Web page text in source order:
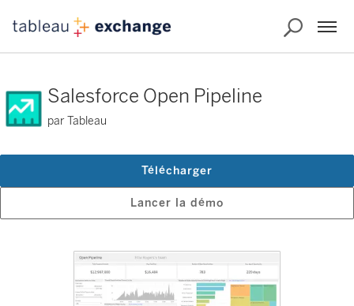
Salesforce Open Pipeline
par Tableau
Lancer la démo
Télécharger